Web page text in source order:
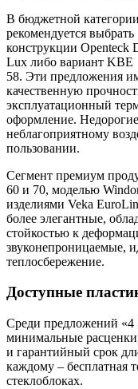
В бюджетной категории
рекомендуется выбрать
конструкции Openteck
Lux либо вариант KBE
58. Эти предложения
качественную
эксплуатационный
оформление.
неблагоприятному
пользовании.
Сегмент премиум
60 и 70, моделью
изделиями Veka
более элегантные,
стойкостью к
звуконепроницаемые,
теплосбережение.
Доступные
Среди предложений
минимальные
и гарантийный срок
каждому – бесплатная
стеклоблоках.